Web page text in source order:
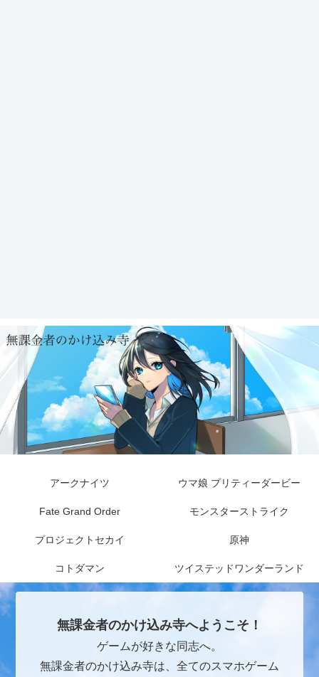
アークナイツ ウマ娘 プリティーダービー
Fate Grand Order モンスターストライク
プロジェクトセカイ 原神
コトダマン ツイステッドワンダーランド
無課金者のかけ込み寺へようこそ！
ゲームが好きな同志へ。
無課金者のかけ込み寺は、全てのスマホゲーム